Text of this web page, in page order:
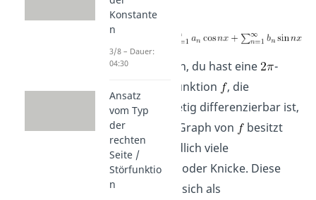
Fourierreihe.
Nehmen wir an, du hast eine
-
periodische Funktion
, die
stückweise stetig differenzierbar ist,
das heißt der Graph von
besitzt
höchstens endlich viele
Sprungstellen oder Knicke. Diese
Funktion lässt sich als
Konstante
n
3/8 – Dauer:
04:30
Ansatz
vom Typ
der
rechten
Seite /
Störfunktio
n